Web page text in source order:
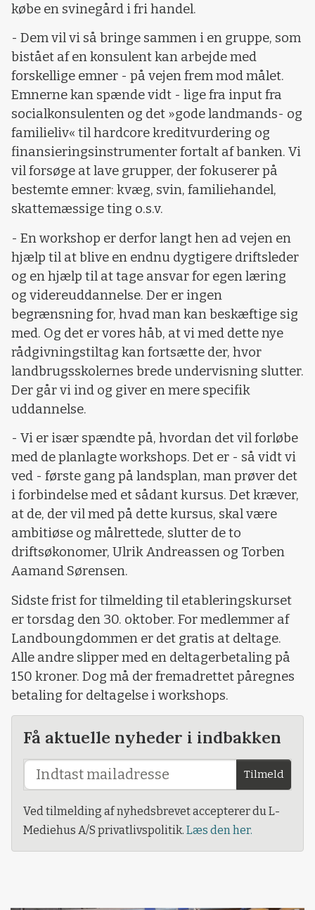
købe en svinegård i fri handel.
- Dem vil vi så bringe sammen i en gruppe, som
bistået af en konsulent kan arbejde med
forskellige emner - på vejen frem mod målet.
Emnerne kan spænde vidt - lige fra input fra
socialkonsulenten og det »gode landmands- og
familieliv« til hardcore kreditvurdering og
finansieringsinstrumenter fortalt af banken. Vi
vil forsøge at lave grupper, der fokuserer på
bestemte emner: kvæg, svin, familiehandel,
skattemæssige ting o.s.v.
- En workshop er derfor langt hen ad vejen en
hjælp til at blive en endnu dygtigere driftsleder
og en hjælp til at tage ansvar for egen læring
og videreuddannelse. Der er ingen
begrænsning for, hvad man kan beskæftige sig
med. Og det er vores håb, at vi med dette nye
rådgivningstiltag kan fortsætte der, hvor
landbrugsskolernes brede undervisning slutter.
Der går vi ind og giver en mere specifik
uddannelse.
- Vi er især spændte på, hvordan det vil forløbe
med de planlagte workshops. Det er - så vidt vi
ved - første gang på landsplan, man prøver det
i forbindelse med et sådant kursus. Det kræver,
at de, der vil med på dette kursus, skal være
ambitiøse og målrettede, slutter de to
driftsøkonomer, Ulrik Andreassen og Torben
Aamand Sørensen.
Sidste frist for tilmelding til etableringskurset
er torsdag den 30. oktober. For medlemmer af
Landboungdommen er det gratis at deltage.
Alle andre slipper med en deltagerbetaling på
150 kroner. Dog må der fremadrettet påregnes
betaling for deltagelse i workshops.
Få aktuelle nyheder i indbakken
Tilmeld
Ved tilmelding af nyhedsbrevet accepterer du L-
Mediehus A/S privatlivspolitik. Læs den her.